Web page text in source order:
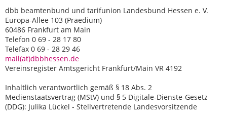
dbb beamtenbund und tarifunion Landesbund Hessen e. V.
Europa-Allee 103 (Praedium)
60486 Frankfurt am Main
Telefon 0 69 - 28 17 80
Telefax 0 69 - 28 29 46
mail(at)dbbhessen.de
Vereinsregister Amtsgericht Frankfurt/Main VR 4192
Inhaltlich verantwortlich gemäß § 18 Abs. 2
Medienstaatsvertrag (MStV) und § 5 Digitale-Dienste-Gesetz
(DDG): Julika Lückel - Stellvertretende Landesvorsitzende